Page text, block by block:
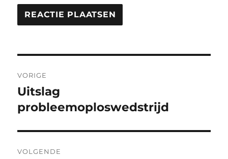
VORIGE
Vorig
bericht:
Uitslag
probleemoploswedstrijd
VOLGENDE